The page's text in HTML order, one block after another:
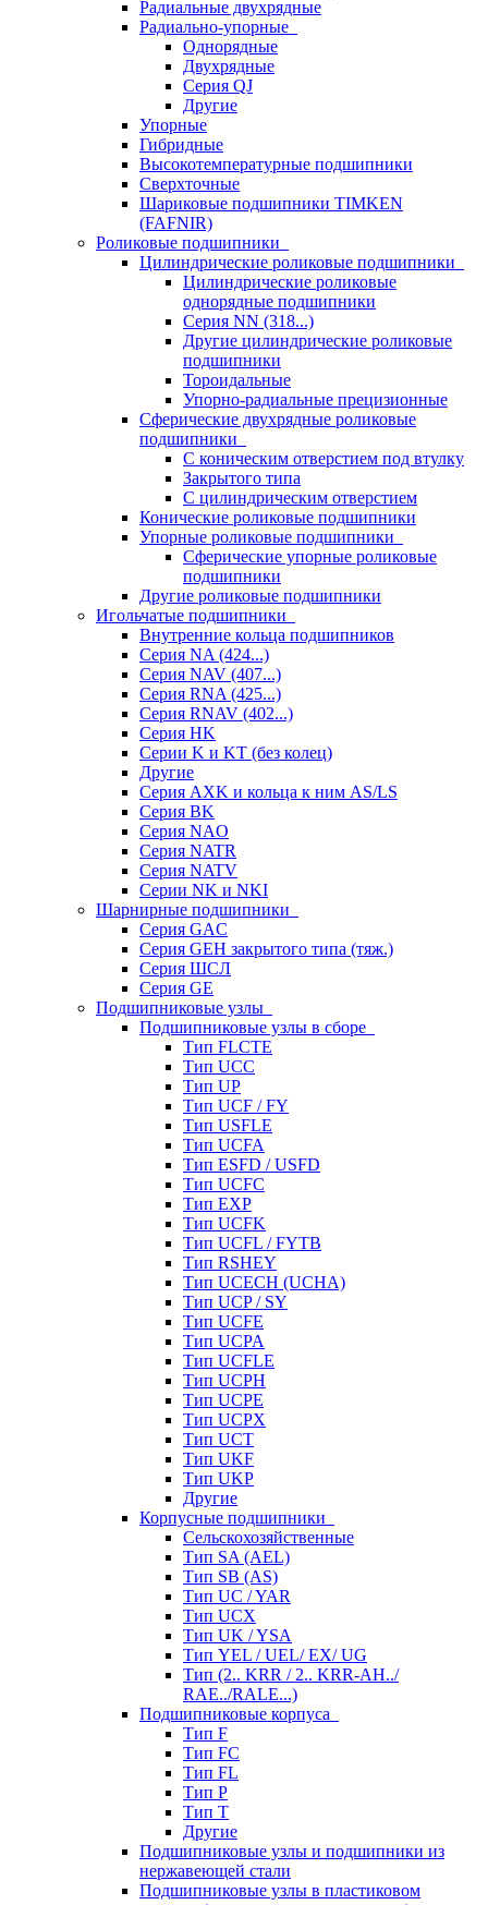
Радиальные двухрядные
Радиально-упорные
Однорядные
Двухрядные
Серия QJ
Другие
Упорные
Гибридные
Высокотемпературные подшипники
Сверхточные
Шариковые подшипники TIMKEN
(FAFNIR)
Роликовые подшипники
Цилиндрические роликовые подшипники
Цилиндрические роликовые
однорядные подшипники
Серия NN (318...)
Другие цилиндрические роликовые
подшипники
Тороидальные
Упорно-радиальные прецизионные
Сферические двухрядные роликовые
подшипники
С коническим отверстием под втулку
Закрытого типа
С цилиндрическим отверстием
Конические роликовые подшипники
Упорные роликовые подшипники
Сферические упорные роликовые
подшипники
Другие роликовые подшипники
Игольчатые подшипники
Внутренние кольца подшипников
Серия NA (424...)
Серия NAV (407...)
Серия RNA (425...)
Серия RNAV (402...)
Серия HK
Серии K и KT (без колец)
Другие
Серия AXK и кольца к ним AS/LS
Серия BK
Серия NAO
Серия NATR
Серия NATV
Серии NK и NKI
Шарнирные подшипники
Серия GAC
Серия GEH закрытого типа (тяж.)
Серия ШСЛ
Серия GE
Подшипниковые узлы
Подшипниковые узлы в сборе
Тип FLCTE
Тип UCC
Тип UP
Тип UCF / FY
Тип USFLE
Тип UCFA
Тип ESFD / USFD
Тип UCFC
Тип EXP
Тип UCFK
Тип UCFL / FYTB
Тип RSHEY
Тип UCECH (UCHA)
Тип UCP / SY
Тип UCFE
Тип UCPA
Тип UCFLE
Тип UCPH
Тип UCPE
Тип UCPX
Тип UCT
Тип UKF
Тип UKP
Другие
Корпусные подшипники
Сельскохозяйственные
Тип SA (AEL)
Тип SB (AS)
Тип UC / YAR
Тип UCX
Тип UK / YSA
Тип YEL / UEL/ EX/ UG
Тип (2.. KRR / 2.. KRR-AH../
RAE../RALE...)
Подшипниковые корпуса
Тип F
Тип FC
Тип FL
Тип P
Тип T
Другие
Подшипниковые узлы и подшипники из
нержавеющей стали
Подшипниковые узлы в пластиковом